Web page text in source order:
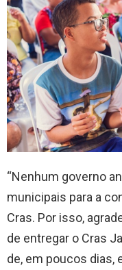
“Nenhum governo
municipais para a
Cras. Por isso,
de entregar o Cras
de, em poucos dias,